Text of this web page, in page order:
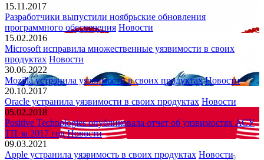
15.11.2017
Разработчики выпустили ноябрьские обновления
программного обеспечения Новости
15.02.2016
Microsoft исправила множественные уязвимости в своих
продуктах Новости
30.06.2022
Mozilla устранила уязвимости в своих продуктах Новости
20.10.2017
Oracle устранила уязвимости в своих продуктах Новости
05.02.2018
Positive Technologies опубликовала отчет об уязвимостях АСУ
ТП за 2017 год Новости
09.03.2021
Apple устранила уязвимость в своих продуктах Новости